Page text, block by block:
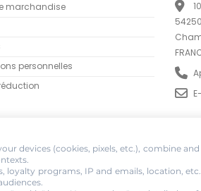
marchandise
personnelles
54250
devices (cookies, pixels, etc.), combine
programs, IP and emails, location,